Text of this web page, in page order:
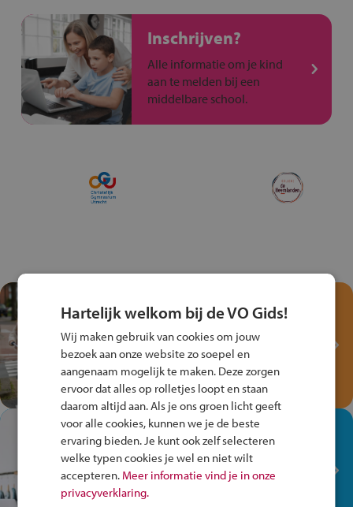
Inschrijven?
Alle informatie om je kind
aan te melden bij een
middelbare school.
Test je kennis met het
Fiets Veilig
Verkeersspel!
Speel het Fiets Veilig Verkeersspel
en win een Cortina-fiets!
In de winkel ben je op je
plek!
Ontdek via het vmbo jouw talent
op de winkelvloer, waar elke dag
Hartelijk welkom bij de VO Gids!
Wij maken gebruik van cookies om jouw
bezoek aan onze website zo soepel en
aangenaam mogelijk te maken. Deze zorgen
ervoor dat alles op rolletjes loopt en staan
daarom altijd aan. Als je ons groen licht geeft
voor alle cookies, kunnen we je de beste
ervaring bieden. Je kunt ook zelf selecteren
welke typen cookies je wel en niet wilt
accepteren. Meer informatie vind je in onze
privacyverklaring.